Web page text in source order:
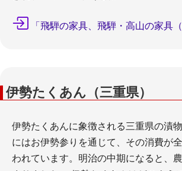
「飛騨の家具、飛騨・高山の家具
伊勢たくあん（三重県）
伊勢たくあんに象徴される三重県の漬
にはお伊勢参りを通じて、その消費が
われています。明治の中期になると、